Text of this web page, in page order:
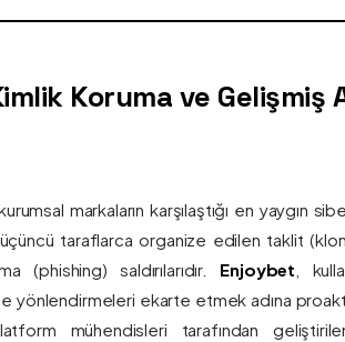
Koruma ve Gelişmiş
markaların karşılaştığı en yaygın
taraflarca organize edilen taklit
(phishing) saldırılarıdır. Enjoybet ,
yönlendirmeleri ekarte etmek adına
mühendisleri tarafından